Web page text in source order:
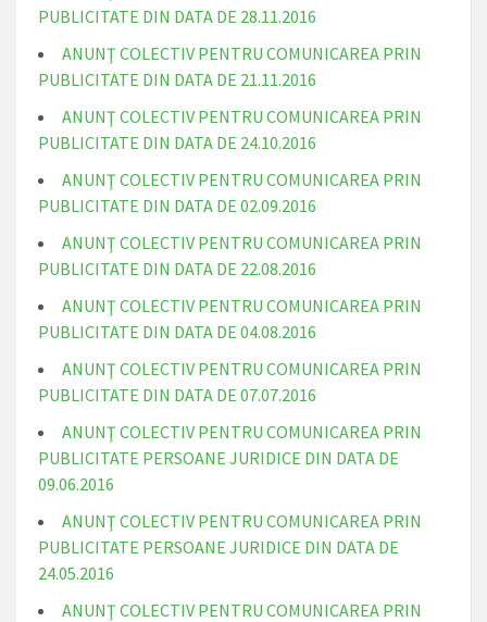
PUBLICITATE DIN DATA DE 28.11.2016
ANUNŢ COLECTIV PENTRU COMUNICAREA PRIN
PUBLICITATE DIN DATA DE 21.11.2016
ANUNŢ COLECTIV PENTRU COMUNICAREA PRIN
PUBLICITATE DIN DATA DE 24.10.2016
ANUNŢ COLECTIV PENTRU COMUNICAREA PRIN
PUBLICITATE DIN DATA DE 02.09.2016
ANUNŢ COLECTIV PENTRU COMUNICAREA PRIN
PUBLICITATE DIN DATA DE 22.08.2016
ANUNŢ COLECTIV PENTRU COMUNICAREA PRIN
PUBLICITATE DIN DATA DE 04.08.2016
ANUNŢ COLECTIV PENTRU COMUNICAREA PRIN
PUBLICITATE DIN DATA DE 07.07.2016
ANUNŢ COLECTIV PENTRU COMUNICAREA PRIN
PUBLICITATE PERSOANE JURIDICE DIN DATA DE
09.06.2016
ANUNŢ COLECTIV PENTRU COMUNICAREA PRIN
PUBLICITATE PERSOANE JURIDICE DIN DATA DE
24.05.2016
ANUNŢ COLECTIV PENTRU COMUNICAREA PRIN